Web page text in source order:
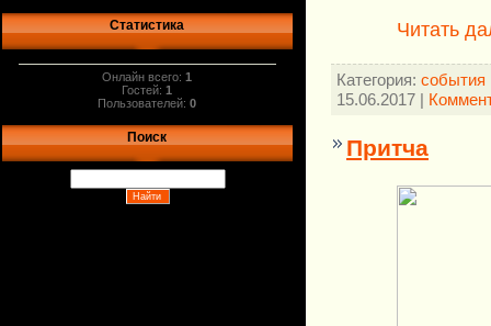
Статистика
Онлайн всего:1
Гостей:1
Пользователей:0
Поиск
Читать
Категория: события
15.06.2017 |
Притча